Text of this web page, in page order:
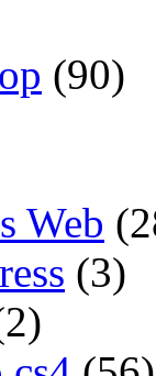
(90)
Web
(3)